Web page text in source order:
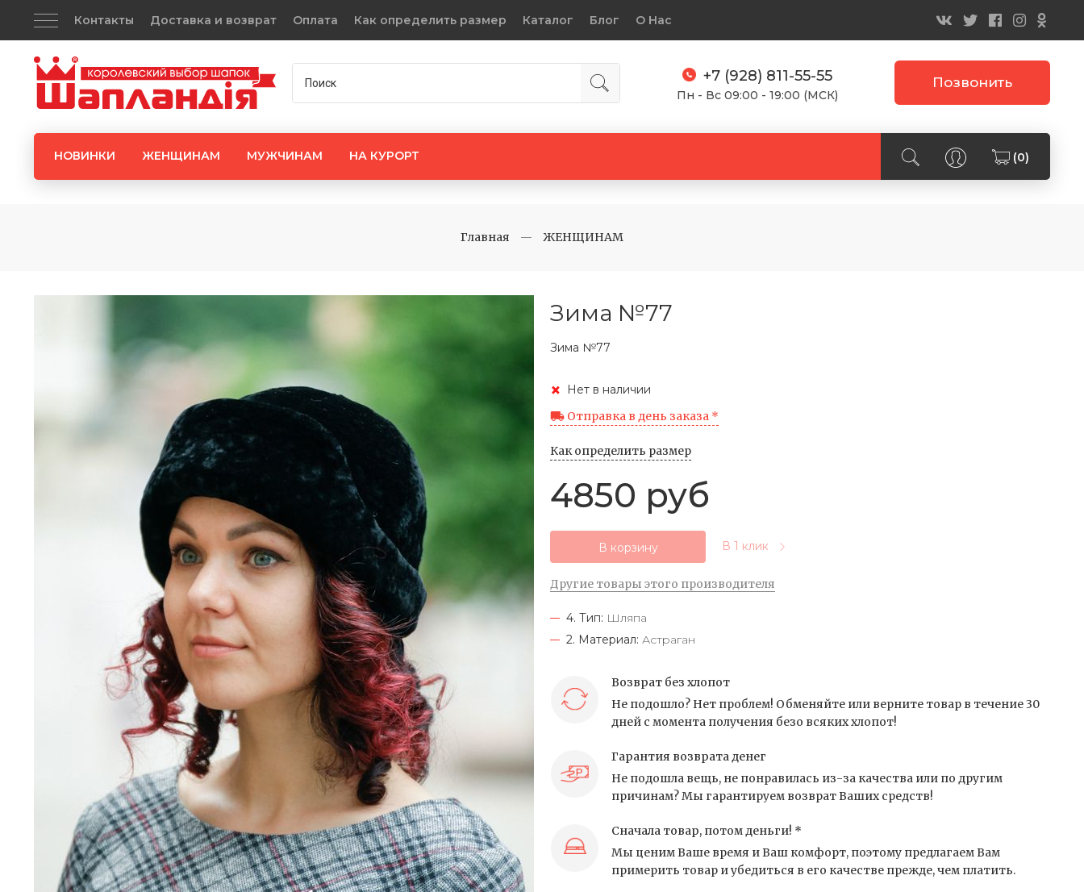
Контакты Доставка и возврат Оплата Как определить размер Каталог Блог О Нас
+7 (928) 811-55-55
Пн - Вс 09:00 - 19:00 (МСК)
Позвонить
НОВИНКИ ЖЕНЩИНАМ МУЖЧИНАМ НА КУРОРТ (0)
Главная ЖЕНЩИНАМ
Зима №77
Зима №77
Нет в наличии
Отправка в день заказа *
Как определить размер
4850 руб
В корзину В 1 клик
Другие товары этого производителя
4. Тип: Шляпа
2. Материал: Астраган
Возврат без хлопот
Не подошло? Нет проблем! Обменяйте или верните товар в течение 30
дней с момента получения безо всяких хлопот!
Гарантия возврата денег
Не подошла вещь, не понравилась из-за качества или по другим
причинам? Мы гарантируем возврат Ваших средств!
Сначала товар, потом деньги! *
Мы ценим Ваше время и Ваш комфорт, поэтому предлагаем Вам
примерить товар и убедиться в его качестве прежде, чем платить.